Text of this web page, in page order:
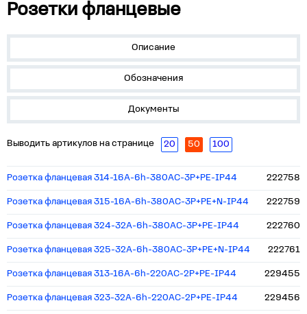
Розетки фланцевые
Описание
Обозначения
Документы
Выводить артикулов на странице 20 50 100
Розетка фланцевая 314-16А-6h-380AC-3P+PE-IP44 222758
Розетка фланцевая 315-16А-6h-380AC-3P+PE+N-IP44 222759
Розетка фланцевая 324-32А-6h-380AC-3P+PE-IP44 222760
Розетка фланцевая 325-32А-6h-380AC-3P+PE+N-IP44 222761
Розетка фланцевая 313-16А-6h-220AC-2P+PE-IP44 229455
Розетка фланцевая 323-32А-6h-220AC-2P+PE-IP44 229456